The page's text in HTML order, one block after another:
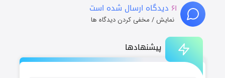
پیشنهادها
۶۱ دیدگاه ارسال شده است
نمایش / مخفی کردن دیدگاه ها